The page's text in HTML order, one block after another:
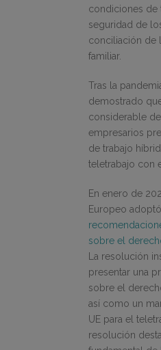
condiciones de
seguridad de
conciliación de
familiar.
Tras la
demostrado
considerable
empresarios
de trabajo
teletrabajo con
En enero de
Europeo
sobre el
La resolución
presentar una
sobre el
así como un
UE para el
resolución